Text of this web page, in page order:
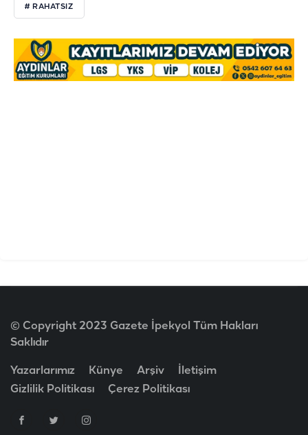
# RAHATSIZ
© Copyright 2023 Gazete İpekyol Tüm Hakları
Saklıdır
Yazarlarımız Künye Arşiv
İletişim
Gizlilik Politikası
Çerez Politikası